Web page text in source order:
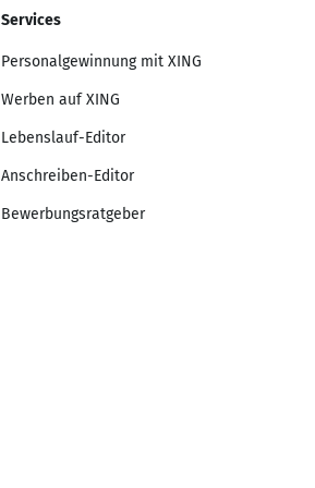
Services
Personalgewinnung mit XING
Werben auf XING
Lebenslauf-Editor
Anschreiben-Editor
Bewerbungsratgeber